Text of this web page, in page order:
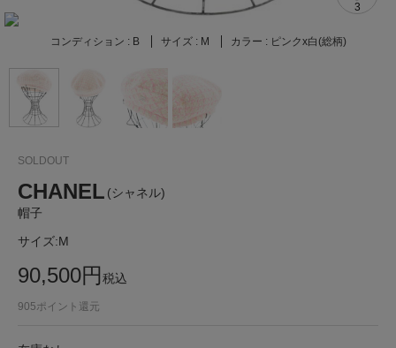
3
コンディション : B サイズ : M カラー : ピンクx白(総柄)
SOLDOUT
CHANEL (シャネル)
帽子
サイズ:M
90,500円税込
905ポイント還元